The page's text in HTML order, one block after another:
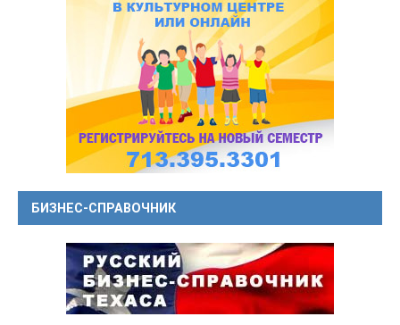
БИЗНЕС-СПРАВОЧНИК